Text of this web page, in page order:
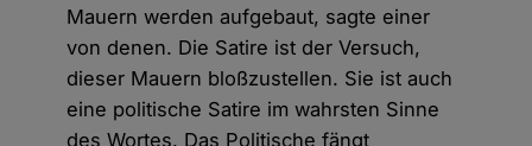
Mauern werden aufgebaut, sagte einer
von denen. Die Satire ist der Versuch,
dieser Mauern bloßzustellen. Sie ist auch
eine politische Satire im wahrsten Sinne
des Wortes. Das Politische fängt